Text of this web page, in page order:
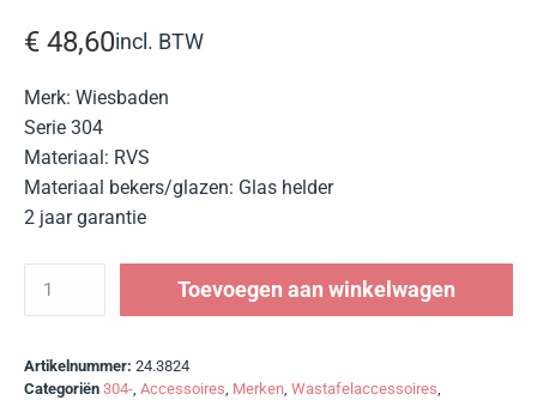
€ 48,60incl. BTW
Merk: Wiesbaden
Serie 304
Materiaal: RVS
Materiaal bekers/glazen: Glas helder
2 jaar garantie
Toevoegen aan winkelwagen
Artikelnummer: 24.3824
Categoriën 304- Accessoires Merken Wastafelaccessoires